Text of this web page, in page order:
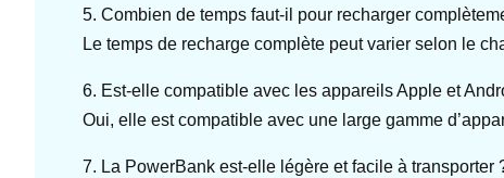
5. Combien de temps faut-il pour recharger
Le temps de recharge complète peut varier selon le
6. Est-elle compatible avec les appareils Apple et
Oui, elle est compatible avec une large gamme
7. La PowerBank est-elle légère et facile à transporter